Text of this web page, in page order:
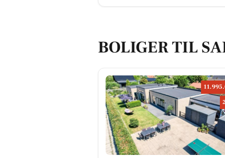
BOLIGER TIL